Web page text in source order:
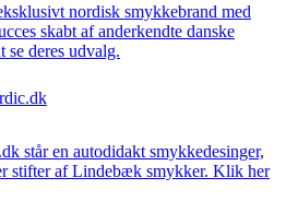
nordisk smykkebrand med
skabt af anderkendte danske
se deres udvalg.
står en autodidakt smykkedesinger,
stifter af Lindebæk smykker. Klik her